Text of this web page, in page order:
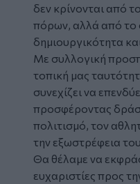
δεν κρίνονται από
πόρων, αλλά από το
δημιουργικότητα
Με συλλογική
τοπική μας
συνεχίζει να
προσφέροντας
πολιτισμό, τον
την εξωστρέφεια
Θα θέλαμε να
ευχαριστίες προς